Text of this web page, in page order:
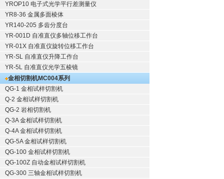
YROP10 电子式光学平行差测量仪
YR8-36 金属多面棱体
YR140-205 多齿分度台
YR-001D 自准直仪多轴位移工作台
YR-01X 自准直仪旋转位移工作台
YR-SL 自准直仪升降工作台
YR-5L 自准直仪光学五棱镜
金相切割机MC004系列
QG-1 金相试样切割机
Q-2 金相试样切割机
QG-2 岩相切割机
Q-3A 金相试样切割机
Q-4A 金相试样切割机
QG-5A 金相试样切割机
QG-100 金相试样切割机
QG-100Z 自动金相试样切割机
QG-300 三轴金相试样切割机